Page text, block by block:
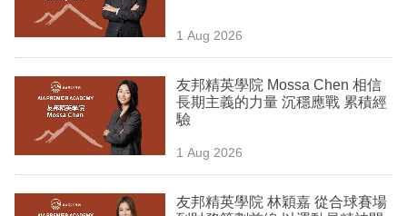
理
商
業
科
技
1 Aug 2026
友邦精英學院 Mossa Chen 相信
長期主義的力量 沉穩應戰 累積經
驗
1 Aug 2026
友邦精英學院 林穎嘉 從合球賽場